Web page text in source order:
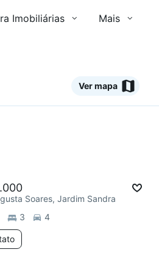
Imobiliárias Mais
Ver mapa
Soares, Jardim Sandra
3 4